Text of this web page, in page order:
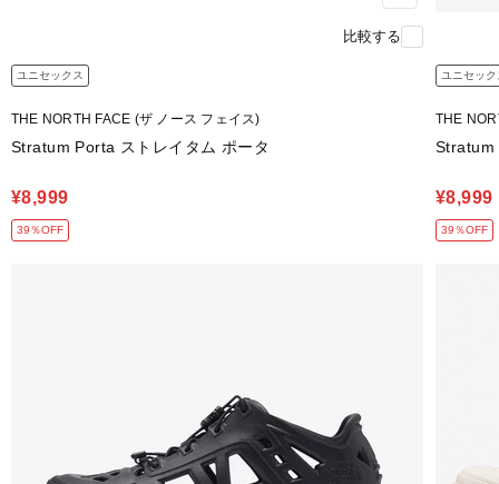
比較する
ユニセックス
THE NORTH FACE (ザ ノース フェイス)
Stratum Porta ストレイタム ポータ
¥8,999
39％OFF
ユニセック
THE
Stratum
¥8,999
39％OFF